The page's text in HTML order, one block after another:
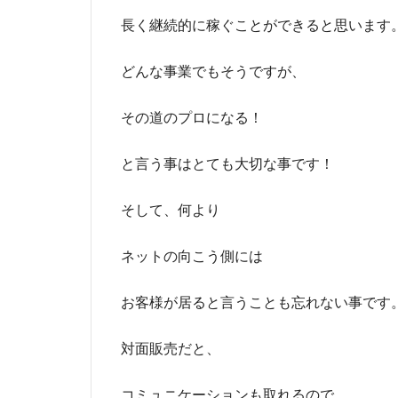
長く継続的に稼ぐことができると思います。
どんな事業でもそうですが、
その道のプロになる！
と言う事はとても大切な事です！
そして、何より
ネットの向こう側には
お客様が居ると言うことも忘れない事です。
対面販売だと、